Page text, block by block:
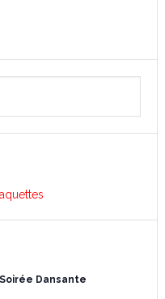
Soirée Dansante